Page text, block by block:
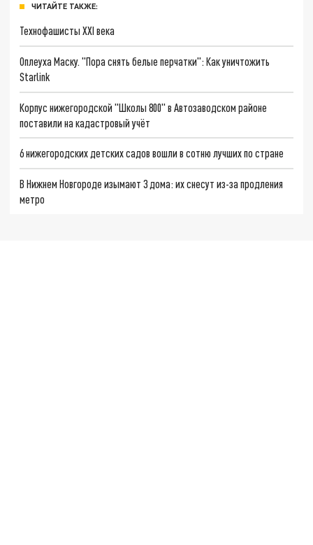
ЧИТАЙТЕ ТАКЖЕ:
Технофашисты XXI века
Оплеуха Маску. "Пора снять белые перчатки": Как уничтожить
Starlink
Корпус нижегородской "Школы 800" в Автозаводском районе
поставили на кадастровый учёт
6 нижегородских детских садов вошли в сотню лучших по стране
В Нижнем Новгороде изымают 3 дома: их снесут из-за продления
метро